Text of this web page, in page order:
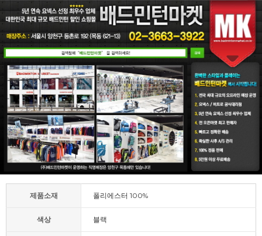
제품소재 폴리에스터 100%
색상 블랙